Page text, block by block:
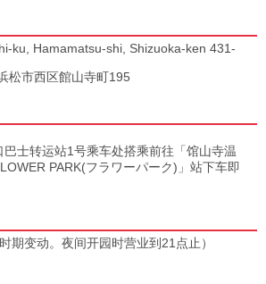
ku, Hamamatsu-shi, Shizuoka-ken 431-
市西区館山寺町195
士转运站1号乘车处搭乘前往「馆山寺温
PARK(フラワーパーク)」站下车即
期变动。夜间开园时营业到21点止）